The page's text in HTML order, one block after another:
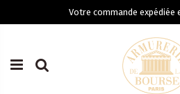
Votre commande expédiée